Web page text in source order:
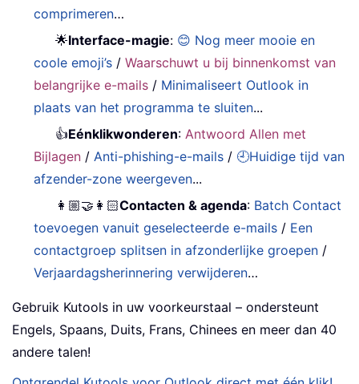
comprimeren…
🌟Interface-magie: 😊 Nog meer mooie en
coole emoji’s /Waarschuwt u bij binnenkomst van
belangrijke e-mails / Minimaliseert Outlook in
plaats van het programma te sluiten...
👍Eénklikwonderen: Antwoord Allen met
Bijlagen / Anti-phishing-e-mails / 🕘Huidige tijd van
afzender-zone weergeven...
👩🏼‍🤝‍👩🏻Contacten & agenda: Batch Contact
toevoegen vanuit geselecteerde e-mails / Een
contactgroep splitsen in afzonderlijke groepen /
Verjaardagsherinnering verwijderen…
Gebruik Kutools in uw voorkeurstaal – ondersteunt
Engels, Spaans, Duits, Frans, Chinees en meer dan 40
andere talen!